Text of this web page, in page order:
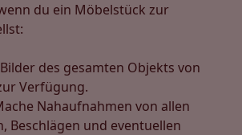
du ein Möbelstück zur
des gesamten Objekts von
Verfügung.
Nahaufnahmen von allen
Beschlägen und eventuellen